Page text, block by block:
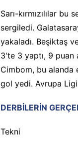
Sarı-kırmızılılar
sergiledi.
yakaladı. Beşiktaş
3'te 3 yaptı, 9
Cimbom, bu alanda
gol yedi. Avrupa
DERBİLERİN
Tekni